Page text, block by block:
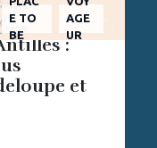
E TO
BE
AGE
UR
:
et